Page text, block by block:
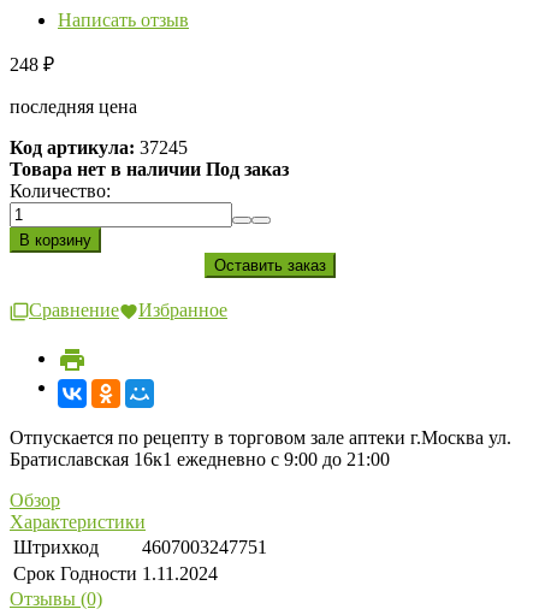
Написать отзыв
248 ₽
последняя цена
Код артикула: 37245
Товара нет в наличии Под заказ
Количество:
Сравнение Избранное
Отпускается по рецепту в торговом зале аптеки г.Москва ул.
Братиславская 16к1 ежедневно с 9:00 до 21:00
Обзор
Характеристики
Штрихкод
4607003247751
Срок Годности 1.11.2024
Отзывы (0)